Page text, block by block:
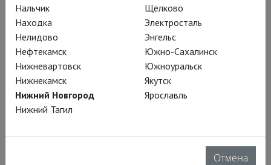
постановщики – возвращаются,
понимаю: в Няганском ТЮЗе такие
артисты, что если бы режиссёром
был я, только тут бы и ставил).
«Снегурочка» своей «островской»
частью напоминает оперу – по
режиссёрскому методу (
музыкальность – в основе любого
Нальчик
Находка
Нелидово
Нефтекамск
Нижневартовск
Нижнекамск
Нижний Новгород
Нижний Тагил
Щёлково
Электросталь
Энгельс
Южно-Сахалинск
Южноуральск
Якутск
Ярославль
Отмена